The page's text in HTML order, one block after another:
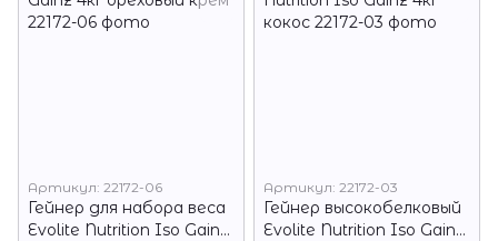
Артикул: 22172-06
Гейнер для набора веса
Evolite Nutrition Iso Gainz
Артикул: 22172-03
Гейнер высокобелковый
Evolite Nutrition Iso Gainz